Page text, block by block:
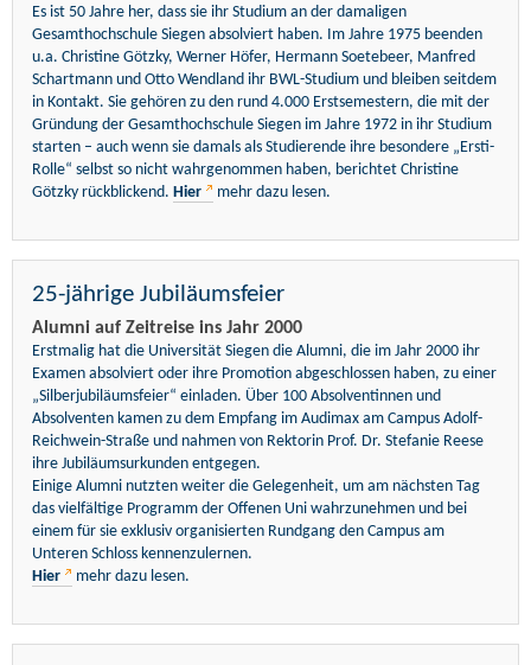
Es ist 50 Jahre her, dass sie ihr Studium an der damaligen
Gesamthochschule Siegen absolviert haben. Im Jahre 1975 beenden
u.a. Christine Götzky, Werner Höfer, Hermann Soetebeer, Manfred
Schartmann und Otto Wendland ihr BWL-Studium und bleiben seitdem
in Kontakt. Sie gehören zu den rund 4.000 Erstsemestern, die mit der
Gründung der Gesamthochschule Siegen im Jahre 1972 in ihr Studium
starten – auch wenn sie damals als Studierende ihre besondere „Ersti-
Rolle“ selbst so nicht wahrgenommen haben, berichtet Christine
Götzky rückblickend. Hier mehr dazu lesen.
25-jährige Jubiläumsfeier
Alumni auf Zeitreise ins Jahr 2000
Erstmalig hat die Universität Siegen die Alumni, die im Jahr 2000 ihr
Examen absolviert oder ihre Promotion abgeschlossen haben, zu einer
„Silberjubiläumsfeier“ einladen. Über 100 Absolventinnen und
Absolventen kamen zu dem Empfang im Audimax am Campus Adolf-
Reichwein-Straße und nahmen von Rektorin Prof. Dr. Stefanie Reese
ihre Jubiläumsurkunden entgegen.
Einige Alumni nutzten weiter die Gelegenheit, um am nächsten Tag
das vielfältige Programm der Offenen Uni wahrzunehmen und bei
einem für sie exklusiv organisierten Rundgang den Campus am
Unteren Schloss kennenzulernen.
Hier
mehr dazu lesen.